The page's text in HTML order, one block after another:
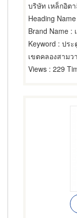
บริษัท เหล็กอิต
Heading Name
Brand Name :
Keyword : ประ
เขตคลองสามวา
Views : 229